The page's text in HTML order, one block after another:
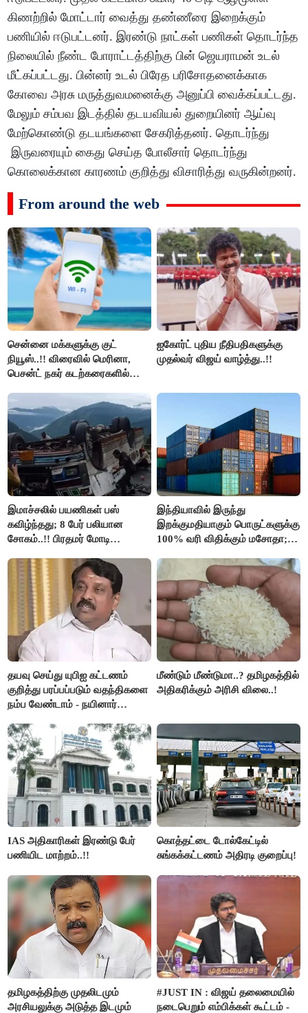
கிணற்றில் மோட்டார் வைத்து தண்ணீரை இறைக்கும்
பணியில் ஈடுபட்டனர். இரண்டு நாட்கள் பணிகள் தொடர்ந்த
நிலையில் நீண்ட போராட்டத்திற்கு பின் ஜெயராமன் உடல்
மீட்கப்பட்டது. பின்னர் உடல் பிரேத பரிசோதனைக்காக
கோவை அரசு மருத்துவமனைக்கு அனுப்பி வைக்கப்பட்டது.
மேலும் சம்பவ இடத்தில் தடயவியல் துறையினர் ஆய்வு
மேற்கொண்டு தடயங்களை சேகரித்தனர். தொடர்ந்து
இருவரையும் கைது செய்த போலீசார் தொடர்ந்து
கொலைக்கான காரணம் குறித்து விசாரித்து வருகின்றனர்.
From around the web
சென்னை மக்களுக்கு குட்
நியூஸ்..!! விரைவில் மெரினா,
பெசன்ட் நகர் கடற்கரைகளில்
ஐகோர்ட் புதிய நீதிபதிகளுக்கு
முதல்வர் விஜய் வாழ்த்து..!!
இமாச்சலில் பயணிகள் பஸ்
கவிழ்ந்தது; 8 பேர் பலியான
சோகம்..!! பிரதமர் மோடி
இந்தியாவில் இருந்து
இறக்குமதியாகும் பொருட்களுக்கு
100% வரி விதிக்கும் மசோதா;
தயவு செய்து யுபிஐ கட்டணம்
குறித்து பரப்பப்படும் வதந்திகளை
நம்ப வேண்டாம் - நயினார்
மீண்டும் மீண்டுமா..? தமிழகத்தில்
அதிகரிக்கும் அரிசி விலை..!
IAS அதிகாரிகள் இரண்டு பேர்
பணியிட மாற்றம்..!!
கொத்தட்டை டோல்கேட்டில்
சுங்கக்கட்டணம் அதிரடி குறைப்பு!
தமிழகத்திற்கு முதலிடமும்
அரசியலுக்கு அடுத்த இடமும்
#JUST IN : விஜய் தலைமையில்
நடைபெறும் எம்பிக்கள் கூட்டம் -